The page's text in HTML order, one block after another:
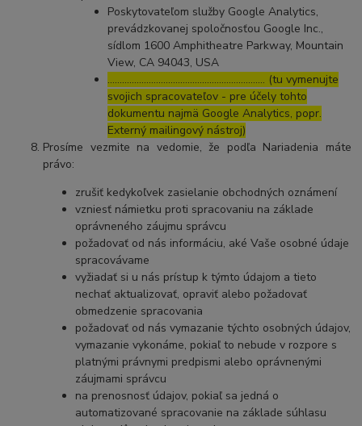
Poskytovateľom služby Google Analytics,
prevádzkovanej spoločnosťou Google Inc.,
sídlom 1600 Amphitheatre Parkway, Mountain
View, CA 94043, USA
……………………………………………………..… (tu vymenujte
svojich spracovateľov - pre účely tohto
dokumentu najmä Google Analytics, popr.
Externý mailingový nástroj)
Prosíme vezmite na vedomie, že podľa Nariadenia máte
právo:
zrušiť kedykoľvek zasielanie obchodných oznámení
vzniesť námietku proti spracovaniu na základe
oprávneného záujmu správcu
požadovať od nás informáciu, aké Vaše osobné údaje
spracovávame
vyžiadať si u nás prístup k týmto údajom a tieto
nechať aktualizovať, opraviť alebo požadovať
obmedzenie spracovania
požadovať od nás vymazanie týchto osobných údajov,
vymazanie vykonáme, pokiaľ to nebude v rozpore s
platnými právnymi predpismi alebo oprávnenými
záujmami správcu
na prenosnosť údajov, pokiaľ sa jedná o
automatizované spracovanie na základe súhlasu